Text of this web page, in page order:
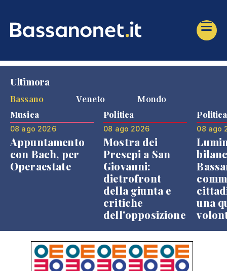
Ultimora
Bassano
Veneto Mondo
Musica
08 ago 2026
Appuntamento
con Bach, per
Operaestate
Politica
08 ago 2026
Mostra dei
Presepi a San
Giovanni:
dietrofront
della giunta e
critiche
dell'opposizione
Politica
08 ago
una